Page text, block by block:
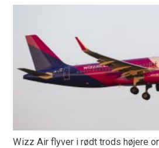
Wizz Air flyver i rødt trods højere